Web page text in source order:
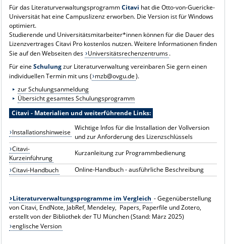
Für das LiteraturverwaltungsprogrammCitavi hat die Otto-von-Guericke-
Universität hat eine Campuslizenz erworben. Die Version ist für Windows
optimiert.
Studierende und Universitätsmitarbeiter*innen können für die Dauer des
Lizenzvertrages Citavi Pro kostenlos nutzen. Weitere Informationen finden
Sie auf den Webseiten des Universitätsrechenzentrums.
Für eine Schulungzur Literaturverwaltung vereinbaren Sie gern einen
individuellen Termin mit uns ( mzb@ovgu.de).
zur Schulungsanmeldung
Übersicht gesamtes Schulungsprogramm
Citavi - Materialien und weiterführende Links:
Installationshinweise
Wichtige Infos für die Installation der Vollversion
und zur Anforderung des Lizenzschlüssels
Citavi-
Kurzeinführung
Kurzanleitung zur Programmbedienung
Citavi-Handbuch
Online-Handbuch - ausführliche Beschreibung
Literaturverwaltungsprogramme im Vergleich - Gegenüberstellung
von Citavi, EndNote, JabRef, Mendeley, Papers, Paperfile und Zotero,
erstellt von der Bibliothek der TU München (Stand: März 2025)
englische Version